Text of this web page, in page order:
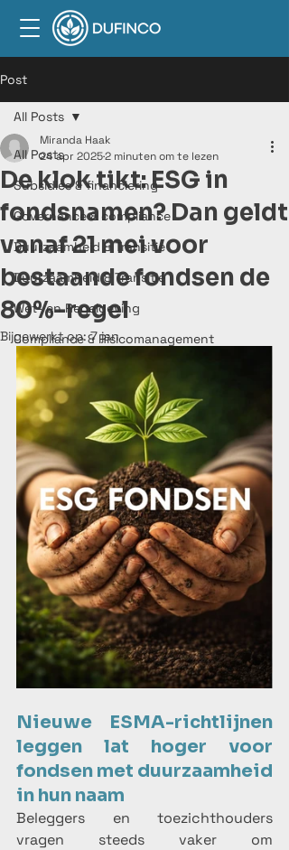
Post
All Posts
Subsidies & financiering
Governance & compliance
Duurzaamheid & Transitie
Duurzaamheid & Transitie
Wet- en Regelgeving
Compliance & Risicomanagement
All Posts
De klok tikt: ESG in
fondsnamen? Dan geldt
vanaf 21 mei voor
bestaande fondsen de
80%-regel
Miranda Haak
24 apr 20252 minuten om te lezen
Bijgewerkt op:7 jan
Nieuwe ESMA-richtlijnen
leggen lat hoger voor
fondsen met duurzaamheid
in hun naam
Beleggers en toezichthouders
vragen steeds vaker om